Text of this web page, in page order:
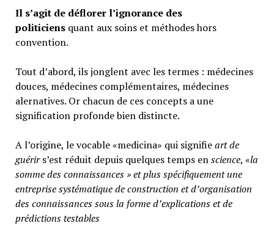
Il s’agit de déflorer l’ignorance des
politiciensquant aux soins et méthodes hors
convention.
Tout d’abord, ils jonglent avec les termes : médecines
douces, médecines complémentaires, médecines
alernatives. Or chacun de ces concepts a une
signification profonde bien distincte.
A l’origine, le vocable «medicina» qui signifieart de
guérirs’est réduit depuis quelques temps enscience, «la
somme des connaissances » et plus spécifiquement une
entreprise systématique de construction et d’organisation
des connaissances sous la forme d’explications et de
prédictions testables